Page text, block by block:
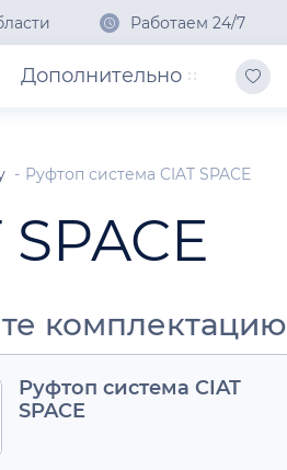
Работаем 24/7
Дополнительно
Руфтоп система CIAT SPACE
комплектацию
Руфтоп система CIAT
SPACE